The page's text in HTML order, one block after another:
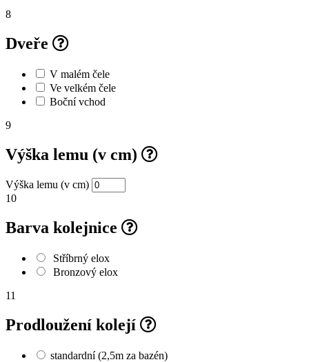
8
Dveře
V malém čele
Ve velkém čele
Boční vchod
9
Výška lemu (v cm)
Výška lemu (v cm)
10
Barva kolejnice
Stříbrný elox
Bronzový elox
11
Prodloužení kolejí
standardní (2,5m za bazén)